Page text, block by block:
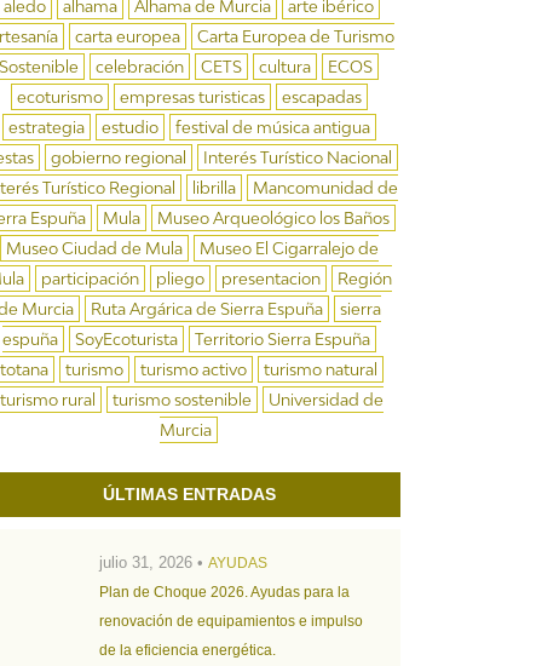
aledo
alhama Alhama de Murcia
arte ibérico
carta europea
Carta Europea de Turismo
Sostenible
celebración CETS cultura
ECOS
ecoturismo
empresas turisticas
escapadas
estrategia
estudio
festival de música antigua
gobierno regional
Interés Turístico Nacional
Turístico Regional
librilla
Mancomunidad de
Espuña
Mula
Museo Arqueológico los Baños
Museo Ciudad de Mula
Museo El Cigarralejo de
participación pliego presentacion
Región
Murcia
Ruta Argárica de Sierra Espuña
sierra
espuña
SoyEcoturista
Territorio Sierra Espuña
totana
turismo turismo activo
turismo natural
turismo rural
turismo sostenible
Universidad de
Murcia
ÚLTIMAS ENTRADAS
julio 31, 2026 • AYUDAS
Plan de Choque 2026. Ayudas para la
renovación de equipamientos e impulso
de la eficiencia energética.